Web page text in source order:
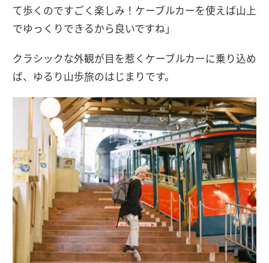
て歩くのですごく楽しみ！ケーブルカーを使えば山上
でゆっくりできるから良いですね」
クラシックな外観が目を惹くケーブルカーに乗り込め
ば、ゆるり山歩旅のはじまりです。